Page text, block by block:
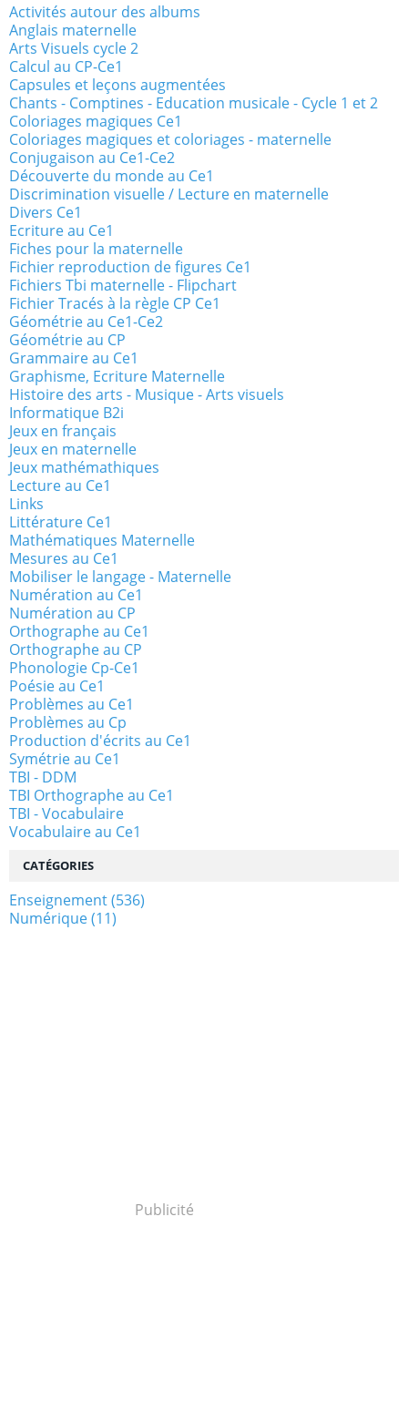
Activités autour des albums
Anglais maternelle
Arts Visuels cycle 2
Calcul au CP-Ce1
Capsules et leçons augmentées
Chants - Comptines - Education musicale - Cycle 1 et 2
Coloriages magiques Ce1
Coloriages magiques et coloriages - maternelle
Conjugaison au Ce1-Ce2
Découverte du monde au Ce1
Discrimination visuelle / Lecture en maternelle
Divers Ce1
Ecriture au Ce1
Fiches pour la maternelle
Fichier reproduction de figures Ce1
Fichiers Tbi maternelle - Flipchart
Fichier Tracés à la règle CP Ce1
Géométrie au Ce1-Ce2
Géométrie au CP
Grammaire au Ce1
Graphisme, Ecriture Maternelle
Histoire des arts - Musique - Arts visuels
Informatique B2i
Jeux en français
Jeux en maternelle
Jeux mathémathiques
Lecture au Ce1
Links
Littérature Ce1
Mathématiques Maternelle
Mesures au Ce1
Mobiliser le langage - Maternelle
Numération au Ce1
Numération au CP
Orthographe au Ce1
Orthographe au CP
Phonologie Cp-Ce1
Poésie au Ce1
Problèmes au Ce1
Problèmes au Cp
Production d'écrits au Ce1
Symétrie au Ce1
TBI - DDM
TBI Orthographe au Ce1
TBI - Vocabulaire
Vocabulaire au Ce1
CATÉGORIES
Enseignement(536)
Numérique(11)
Publicité